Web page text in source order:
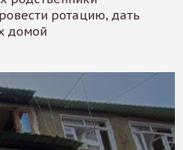
ротацию, дать
домой